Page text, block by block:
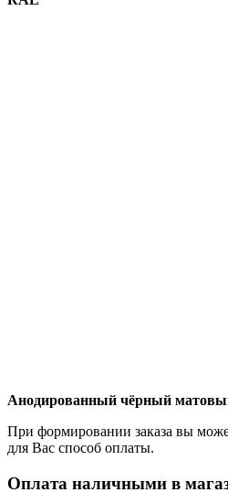
Анодированный чёрный
При формировании заказа вы
для Вас способ оплаты.
Оплата наличными в